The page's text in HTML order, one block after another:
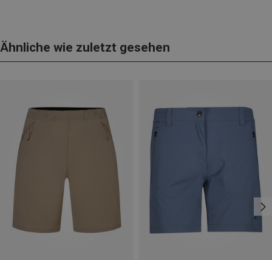
Ähnliche wie zuletzt gesehen